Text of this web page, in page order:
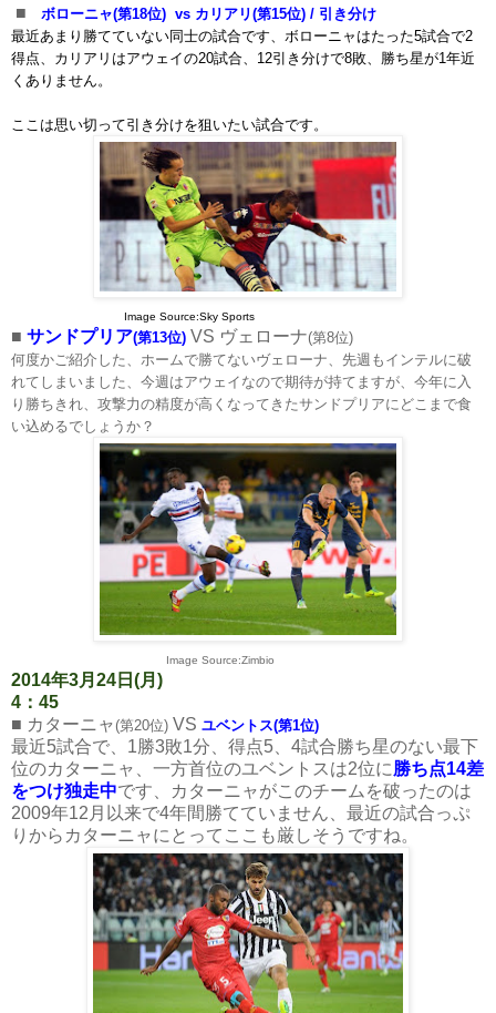
■ ボローニャ(第18位) vs カリアリ(第15位) / 引き分け
最近あまり勝てていない同士の試合です、ボローニャはたった5試合で2
得点、カリアリはアウェイの20試合、12引き分けで8敗、勝ち星が1年近
くありません。
ここは思い切って引き分けを狙いたい試合です。
Image Source:Sky Sports
■ サンドプリア(第13位) VS ヴェローナ(第8位)
何度かご紹介した、ホームで勝てないヴェローナ、先週もインテルに破
れてしまいました、今週はアウェイなので期待が持てますが、今年に入
り勝ちきれ、攻撃力の精度が高くなってきたサンドプリアにどこまで食
い込めるでしょうか？
Image Source:Zimbio
2014年3月24日(月)
4：45
■ カターニャ(第20位) VS ユベントス(第1位)
最近5試合で、1勝3敗1分、得点5、4試合勝ち星のない最下
位のカターニャ、一方首位のユベントスは2位に勝ち点14差
をつけ独走中です、カターニャがこのチームを破ったのは
2009年12月以来で4年間勝てていません、最近の試合っぷ
りからカターニャにとってここも厳しそうですね。